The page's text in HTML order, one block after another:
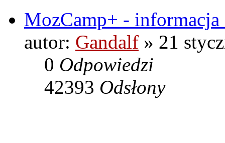
MozCamp+ - informacja
autor: Gandalf » 21
0 Odpowiedzi
42393 Odsłony